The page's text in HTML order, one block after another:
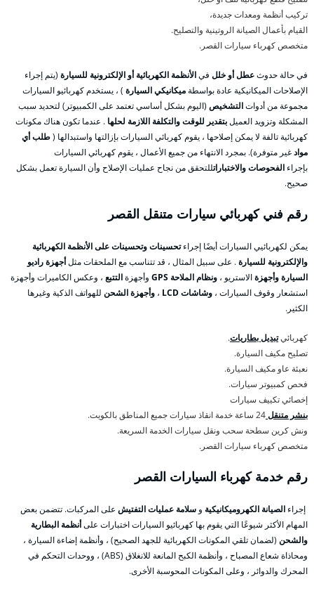
تركيب أنظمة ومعدات جديدة،
القيام بأعمال الصيانة الروتينية والتصليح.
متخصص كهرباء سيارات القصر.
في حالة حدوثعطل أو خلل فيالأنظمة الكهربائية أو الإلكترونية للسيارة (يتم إجراء
الإصلاحات الميكانيكية عادة بواسطةميكانيكي السيارة ) ، يستخدم كهربائيو السيارات
مجموعة من أدواتالتشخيص (اليوم بشكل أساسي تعتمد على الكمبيوتر) لتحديد سبب
المشكلة وتزويد العميلبتقدير للوقت والتكلفة اللازمة لحلها . عندما تكون هناك مكونات
كهربائية تالفة لا يمكن إصلاحها ، يقوم كهربائي السيارات بإزالتها واستبدالها (طلب أي
موادغير متوفرة). بمجرد الانتهاء من جميع الأعمال ، يقوم كهربائي السيارات
بإجراء الفحوصات والاختباراتللتحقق من نجاح عمليات الإصلاح وأن السيارة تعمل بشكل
صحيح.
رقم فني كهربائي سيارات متنقل القصر
يمكن لكهربائيي السيارات أيضًا إجراءتحسينات وتحسينات على الأنظمة الكهربائية
والإلكترونية للسيارة. على سبيل المثال ، قد تتناسب مع الملحقات مثلأجهزة راديو
السيارة وأجهزةالاستريو ، ونظام الملاحة GPS وأجهزةالتتبع ، وعكس الكاميرات وأجهزة
استشعار وقوف السيارات ، وشاشات LCD ، وأجهزة الشحن للهواتف الذكية وغيرها
الكثير.
كهربائيتبديل بطاريات.
تصليح مكيف السيارة.
نعبئة عاو مكيف السيارة.
فحص كمبيوتر سيارات.
إخصائي تكييف سيارات
بنشر متنقل24 ساعة خدمة انقاذ سيارات جميع المناطق بالكويت.
ونش كرين سطحة سحب ونقل سيارات الخدمة السريعة.
متخصص كهرباء سيارات القصر.
رقم خدمة كهرباء السيارات القصر
إجراء الصيانة الكهروميكانيكية و سلامة عمليات التفتيش على المركبات. تتضمن بعض
المهام الأكثر شيوعًا التي يقوم بها كهربائيو السيارات اختبارات علىأنظمة البطارية
والشحن (لضمان تلقي المكونات الكهربائية للجهد الصحيح) ، وأنظمة إضاءة السيارة ،
ومحاذاة شعاع المصباح ، وأنظمة الكبح المانعة للانغلاق (ABS) ، ووحدات التحكم في
المحرك والدوائر ، وعلى المكونات المحوسبة الأخرى.